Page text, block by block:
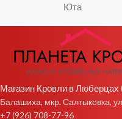
Юта
Магазин Кровли в Люберцах
Балашиха, мкр. Салтыковка,
+7 (926) 708-77-96